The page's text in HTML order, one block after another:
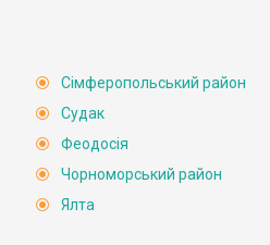
Сімферопольський район
Судак
Феодосія
Чорноморський район
Ялта